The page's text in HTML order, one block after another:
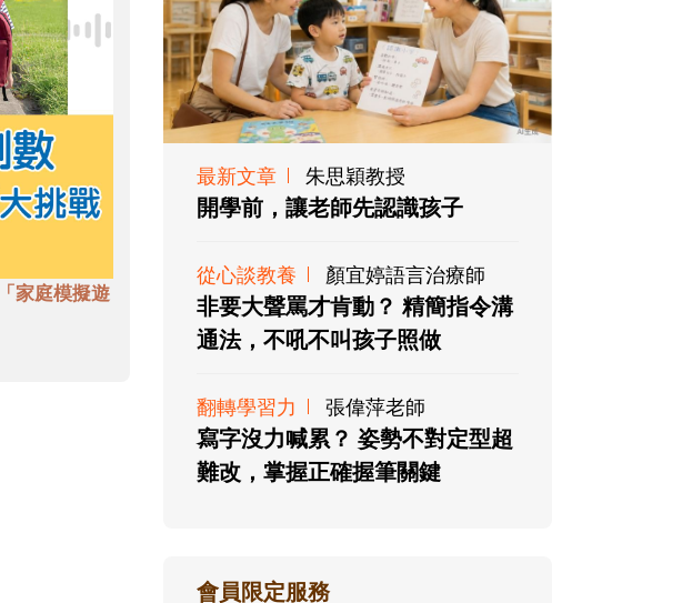
家庭模擬遊
最新文章 朱思穎教授
開學前，讓老師先認識孩子
從心談教養 顏宜婷語言治療師
非要大聲罵才肯動？ 精簡指令溝
通法，不吼不叫孩子照做
翻轉學習力 張偉萍老師
寫字沒力喊累？ 姿勢不對定型超
難改，掌握正確握筆關鍵
會員限定服務